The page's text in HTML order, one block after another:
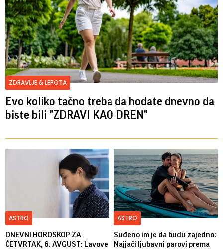
ZDRAVLJE & LEPOTA
Evo koliko tačno treba da hodate dnevno da
biste bili "ZDRAVI KAO DREN"
ASTRO
DNEVNI HOROSKOP ZA
ČETVRTAK, 6. AVGUST: Lavove
ASTRO
Suđeno im je da budu zajedno:
Najjači ljubavni parovi prema